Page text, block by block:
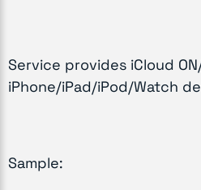
Service provides iCloud
iPhone/iPad/iPod/Watch
Sample: